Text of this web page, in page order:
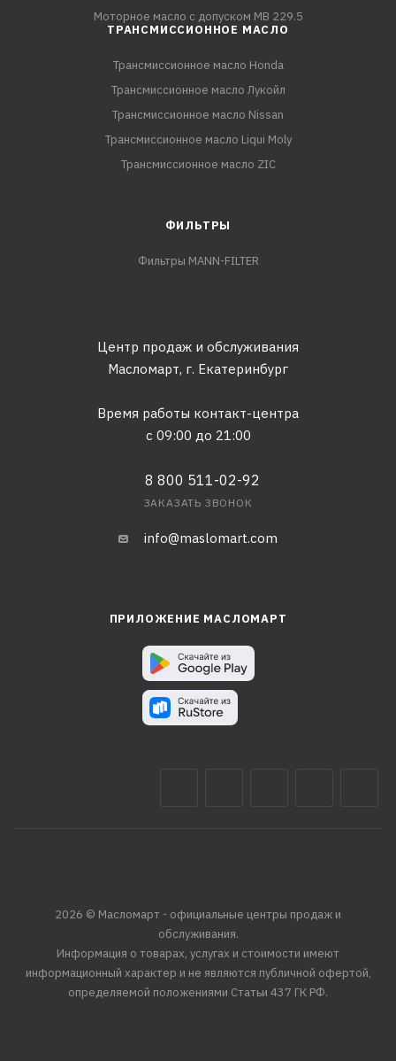
Моторное масло с допуском MB 229.5
ТРАНСМИССИОННОЕ МАСЛО
Трансмиссионное масло Honda
Трансмиссионное масло Лукойл
Трансмиссионное масло Nissan
Трансмиссионное масло Liqui Moly
Трансмиссионное масло ZIC
ФИЛЬТРЫ
Фильтры MANN-FILTER
Центр продаж и обслуживания
Масломарт, г. Екатеринбург
Время работы контакт-центра
с 09:00 до 21:00
8 800 511-02-92
ЗАКАЗАТЬ ЗВОНОК
info@maslomart.com
ПРИЛОЖЕНИЕ МАСЛОМАРТ
2026 © Масломарт - официальные центры продаж и
обслуживания.
Информация о товарах, услугах и стоимости имеют
информационный характер и не являются публичной офертой,
определяемой положениями Статьи 437 ГК РФ.